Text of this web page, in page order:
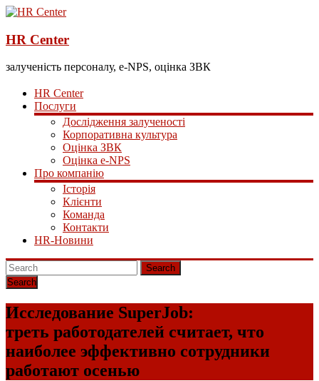
HR Center
залученість персоналу, e-NPS, оцінка ЗВК
HR Center
Послуги
Дослідження залученості
Корпоративна культура
Оцінка ЗВК
Оцінка e-NPS
Про компанію
Історія
Клієнти
Команда
Контакти
HR-Новини
Search
Исследование SuperJob:
треть работодателей считает, что
наиболее эффективно сотрудники
работают осенью